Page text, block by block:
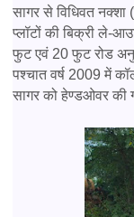
सागर से विधिवत नक्शा
प्लॉटों की बिक्री ले-
फुट एवं 20 फुट रोड
पश्चात वर्ष 2009 में
सागर को हेण्डओवर की